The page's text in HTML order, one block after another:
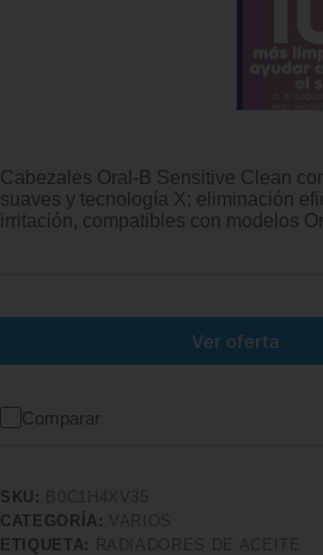
Cabezales Oral-B Sensitive Clean
suaves y tecnología X; eliminación
irritación, compatibles con modelos
Ver oferta
Comparar
SKU:
CATEGORÍA:
ETIQUETA: